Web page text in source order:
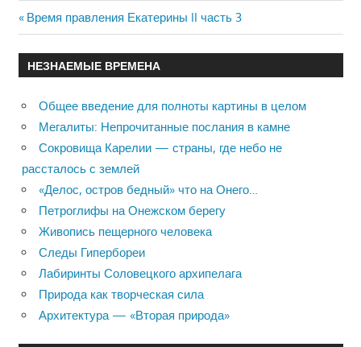
Навигация
по
записям
Previous
Post:
Время правления Екатерины II часть 3
НЕЗНАЕМЫЕ ВРЕМЕНА
Общее введение для полноты картины в целом
Мегалиты: Непрочитанные послания в камне
Сокровища Карелии — страны, где небо не
рассталось с землей
«Делос, остров бедный» что на Онего…
Петроглифы на Онежском берегу
Живопись пещерного человека
Следы Гипербореи
Лабиринты Соловецкого архипелага
Природа как творческая сила
Архитектура — «Вторая природа»